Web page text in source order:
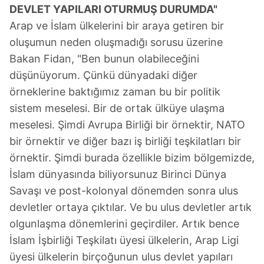
DEVLET YAPILARI OTURMUŞ DURUMDA"
Arap ve İslam ülkelerini bir araya getiren bir
oluşumun neden oluşmadığı sorusu üzerine
Bakan Fidan, "Ben bunun olabileceğini
düşünüyorum. Çünkü dünyadaki diğer
örneklerine baktığımız zaman bu bir politik
sistem meselesi. Bir de ortak ülküye ulaşma
meselesi. Şimdi Avrupa Birliği bir örnektir, NATO
bir örnektir ve diğer bazı iş birliği teşkilatları bir
örnektir. Şimdi burada özellikle bizim bölgemizde,
İslam dünyasında biliyorsunuz Birinci Dünya
Savaşı ve post-kolonyal dönemden sonra ulus
devletler ortaya çıktılar. Ve bu ulus devletler artık
olgunlaşma dönemlerini geçirdiler. Artık bence
İslam İşbirliği Teşkilatı üyesi ülkelerin, Arap Ligi
üyesi ülkelerin birçoğunun ulus devlet yapıları